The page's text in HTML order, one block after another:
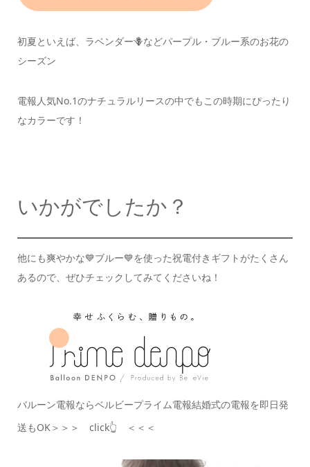
初夏といえば、ラベンダー🪻などパープル・ブルー系のお花の
シーズン
電報人気No.1のナチュラルリースの中でも この時期にぴったり
なカラーです！
いかがでしたか？
他にも爽やかな💙ブルー💙を使った祝電付きギフトがたくさん
あるので、 ぜひチェックしてみてくださいね！
バルーン電報ならベルビープライム電報結婚式の電報を即日発
送もOK＞＞＞ click👆 ＜＜＜